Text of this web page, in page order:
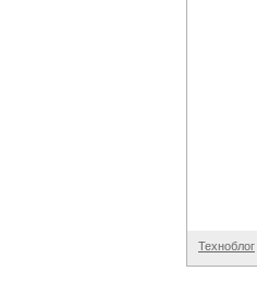
Техноблог